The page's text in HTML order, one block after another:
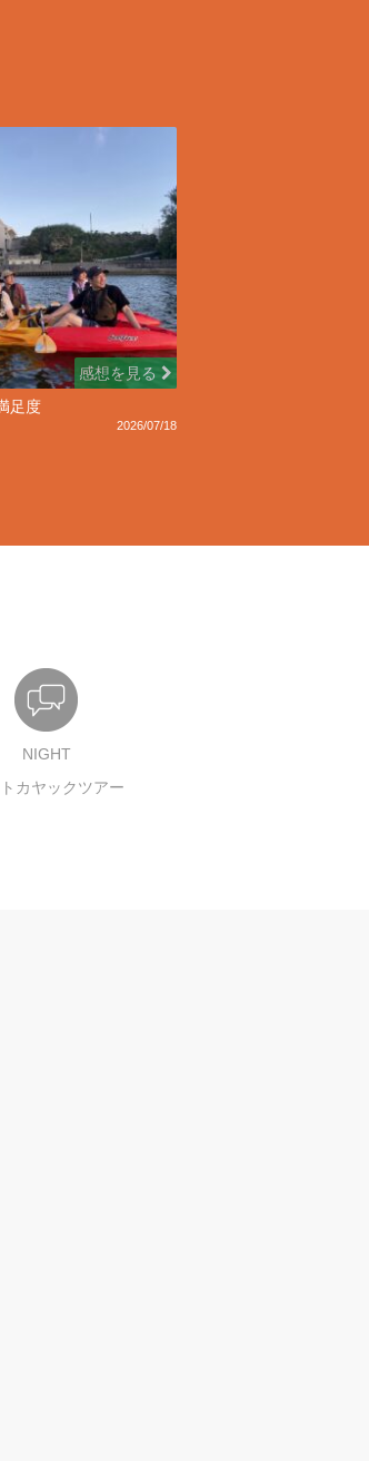
感想を見る
足度
2026/07/18
NIGHT
カヤックツアー